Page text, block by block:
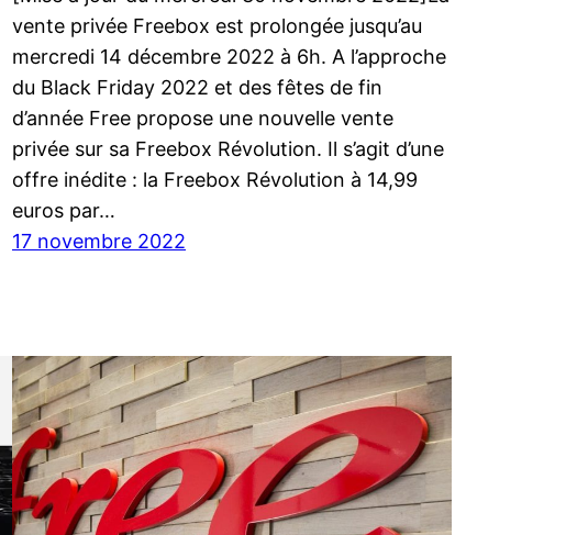
vente privée Freebox est prolongée jusqu’au
mercredi 14 décembre 2022 à 6h. A l’approche
du Black Friday 2022 et des fêtes de fin
d’année Free propose une nouvelle vente
privée sur sa Freebox Révolution. Il s’agit d’une
offre inédite : la Freebox Révolution à 14,99
euros par…
17 novembre 2022